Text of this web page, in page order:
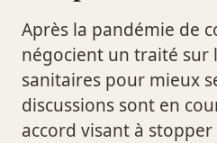
Après la pandémie de
négocient un traité sur
sanitaires pour mieux
discussions sont en
accord visant à